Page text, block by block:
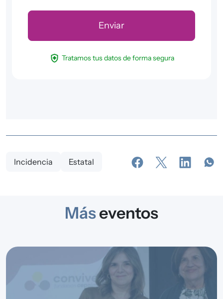
health_and_safety Tratamos tus datos de forma segura
Incidencia Estatal
Máseventos